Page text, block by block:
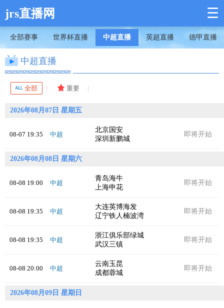
jrs直播网 ☰
全部赛事 世界杯直播 中超直播 英超直播 德甲直播
中超直播
2026年08月07日 星期五
08-07 19:35 中超
北京国安
深圳新鹏城
即将开始
2026年08月08日 星期六
08-08 19:00 中超
青岛海牛
上海申花
即将开始
08-08 19:35 中超
大连英博海发
辽宁铁人楠波湾
即将开始
08-08 19:35 中超
浙江俱乐部绿城
武汉三镇
即将开始
08-08 20:00 中超
云南玉昆
成都蓉城
即将开始
2026年08月09日 星期日